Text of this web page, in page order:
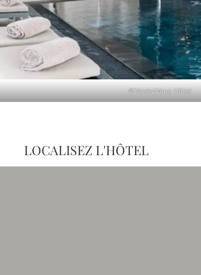
©VoulezVous Hôtel
LOCALISEZ L'HÔTEL